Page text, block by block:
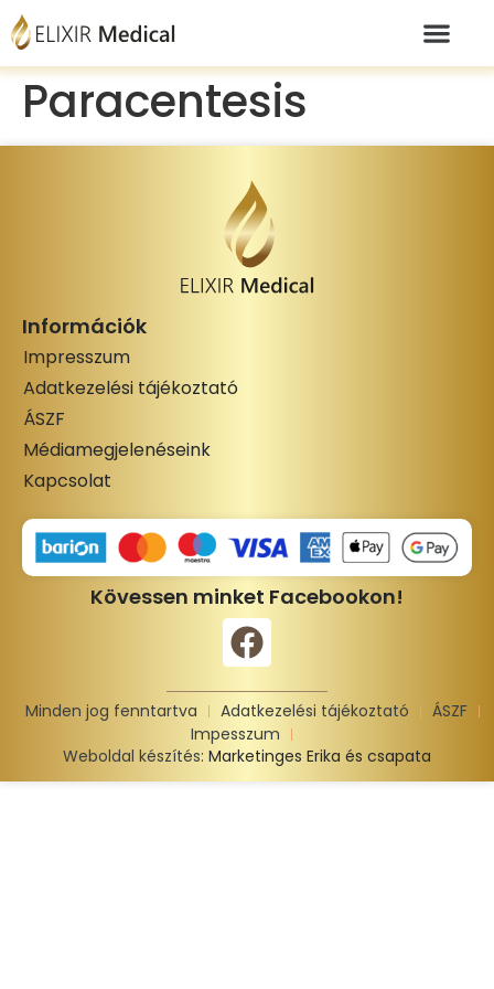
Paracentesis
Információk
Impresszum
Adatkezelési tájékoztató
ÁSZF
Médiamegjelenéseink
Kapcsolat
Kövessen minket Facebookon!
Minden jog fenntartva Adatkezelési tájékoztató
ÁSZF
Impesszum
Weboldal készítés: Marketinges Erika és csapata